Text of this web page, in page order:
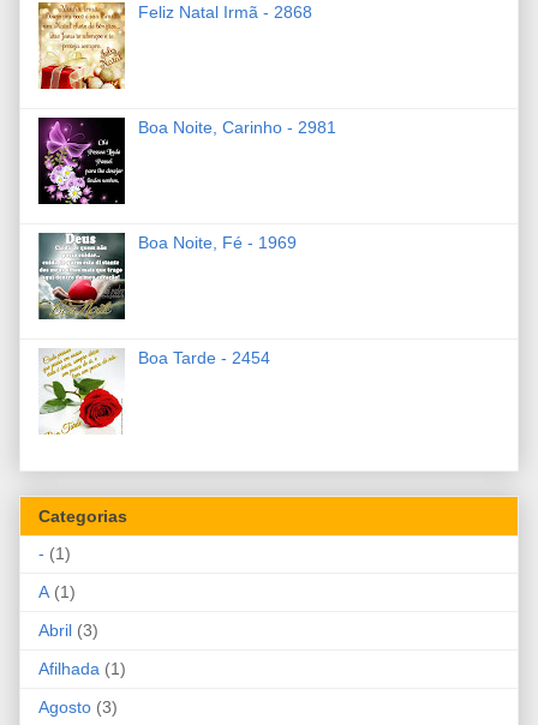
Feliz Natal Irmã - 2868
Boa Noite, Carinho - 2981
Boa Noite, Fé - 1969
Boa Tarde - 2454
Categorias
- (1)
A (1)
Abril (3)
Afilhada (1)
Agosto (3)